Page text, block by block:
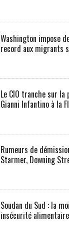
Washington impose
record aux migrants
Le CIO tranche sur
Gianni Infantino à la
Rumeurs de
Starmer, Downing
Soudan du Sud : la
insécurité